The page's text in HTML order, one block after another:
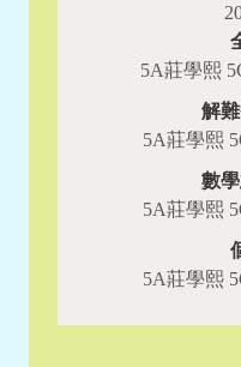
5A莊學熙
解
5A莊學熙
數
5A莊學熙
5A莊學熙